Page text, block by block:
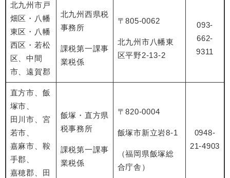
北九州市戸
畑区・八幡
東区・八幡
西区・若松
区、中間
市、遠賀郡
北九州西県税
事務所
課税第一課事
業税係
〒805-0062
北九州市八幡東
区平野2-13-2
093-
662-
9311
直方市、飯
塚市、
田川市、宮
若市、
嘉麻市、鞍
手郡、
嘉穂郡、田
飯塚・直方県
税事務所
課税第一課事
業税係
〒820-0004
飯塚市新立岩8-1
（福岡県飯塚総
合庁舎）
0948-
21-4903